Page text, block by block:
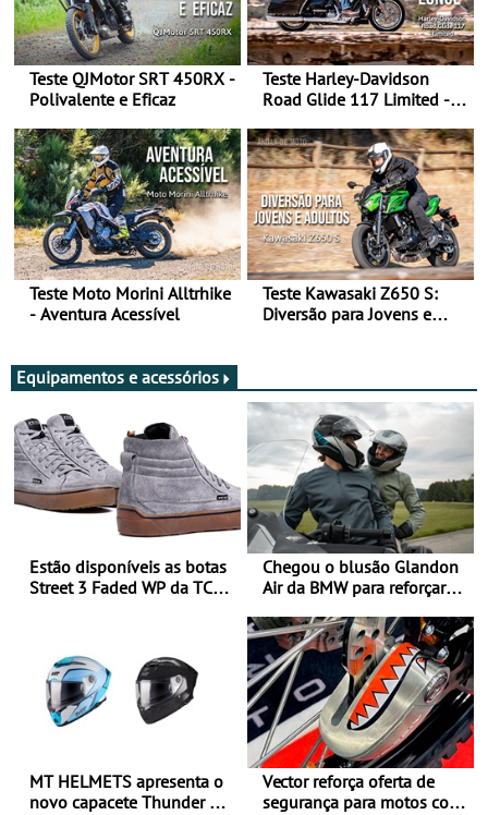
Teste QJMotor SRT 450RX -
Polivalente e Eficaz
Teste Harley-Davidson
Road Glide 117 Limited - A
Teste Moto Morini Alltrhike
- Aventura Acessível
Teste Kawasaki Z650 S:
Diversão para Jovens e
Equipamentos e acessórios
Estão disponíveis as botas
Street 3 Faded WP da TCX
Chegou o blusão Glandon
Air da BMW para reforçar
verão
MT HELMETS apresenta o
novo capacete Thunder 4 R
Vector reforça oferta de
segurança para motos com